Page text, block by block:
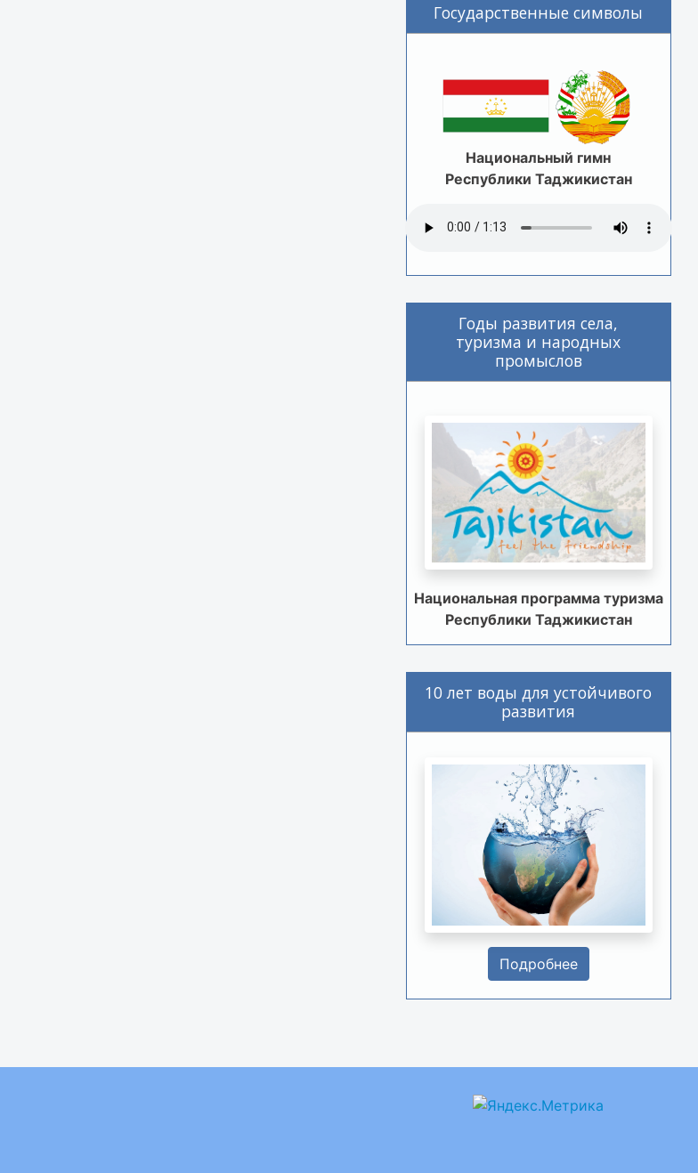
Государственные символы
Национальный гимн
Республики Таджикистан
Годы развития села,
туризма и народных
промыслов
Национальная программа туризма
Республики Таджикистан
10 лет воды для устойчивого
развития
Подробнее